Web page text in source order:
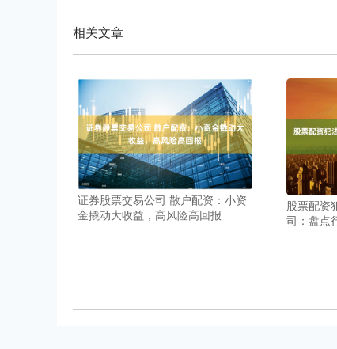
相关文章
证券股票交易公司 散户配资：小资
金撬动大收益，高风险高回报
股票配资
司：盘点